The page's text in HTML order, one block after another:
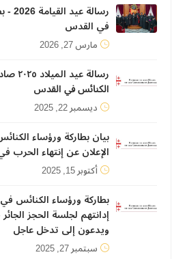
في القدس
مارس 27, 2026
اﻟﻜﻨﺎﺋﺲ ﻓﻲ اﻟﻘﺪس
ديسمبر 22, 2025
بيان بطاركة ورؤساء
الإعلان عن إنتهاء الحرب
أكتوبر 15, 2025
بطاركة ورؤساء الكنائس
إدانتهم لجلسة الحجز
ويدعون إلى تدخل عاجل
سبتمبر 27, 2025